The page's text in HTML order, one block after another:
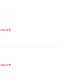
nowy
nowy